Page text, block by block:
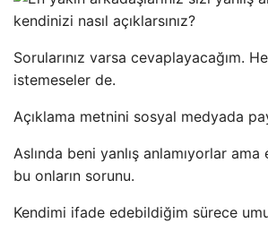
Sorularınız varsa cevaplayacağım.
istemeseler de.
Açıklama metnini sosyal medyada
Aslında beni yanlış anlamıyorlar ama
bu onların sorunu.
Kendimi ifade edebildiğim sürece